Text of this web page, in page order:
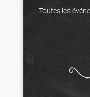
Toutes les